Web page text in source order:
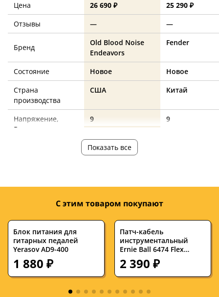
Цена 26 690 ₽
25 290 ₽
Отзывы
— —
Бренд
Old Blood Noise
Endeavors
Fender
Состояние Новое
Новое
Страна
производства
США Китай
Напряжение,
Вольт
9 9
phaser
Стерео/моно моно
моно
jack 6.3, 2.1 DC
Питание от
батарейки
Питание от блока
True Bypass
Показать все
С этим товаром покупают
Блок питания для
гитарных педалей
Yerasov AD9-400
1 880 ₽
Патч-кабель
инструментальный
Ernie Ball 6474 Flex
Cables Neon Green 0.076
м (3 штуки)
2 390 ₽